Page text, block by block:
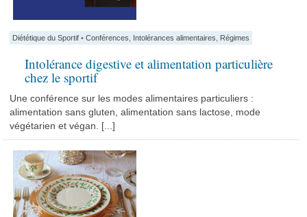
Diététique du Sportif •Conférences Intolérances alimentaires Régimes
Intolérance digestive et alimentation particulière
chez le sportif
Une conférence sur les modes alimentaires particuliers :
alimentation sans gluten, alimentation sans lactose, mode
végétarien et végan. [...]